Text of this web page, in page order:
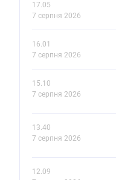
17.05
7 серпня 2026
16.01
7 серпня 2026
15.10
7 серпня 2026
13.40
7 серпня 2026
12.09